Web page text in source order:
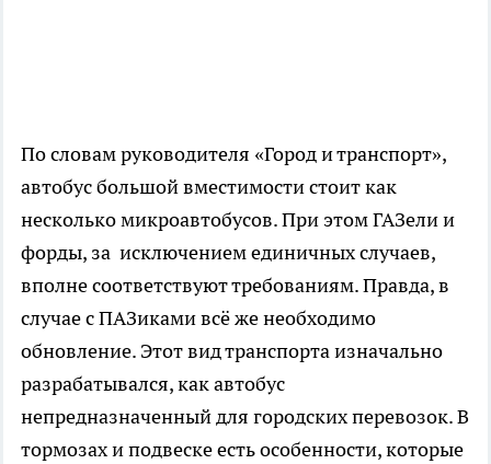
По словам руководителя «Город и транспорт»,
автобус большой вместимости стоит как
несколько микроавтобусов. При этом ГАЗели и
форды, за исключением единичных случаев,
вполне соответствуют требованиям. Правда, в
случае с ПАЗиками всё же необходимо
обновление. Этот вид транспорта изначально
разрабатывался, как автобус
непредназначенный для городских перевозок. В
тормозах и подвеске есть особенности, которые